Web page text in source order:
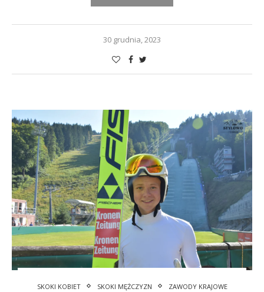
30 grudnia, 2023
SKOKI KOBIET SKOKI MĘŻCZYZN ZAWODY KRAJOWE